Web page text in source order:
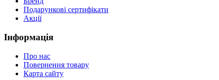
Подарункові сертифікати
Акції
Інформація
Про нас
Повернення товару
Карта сайту